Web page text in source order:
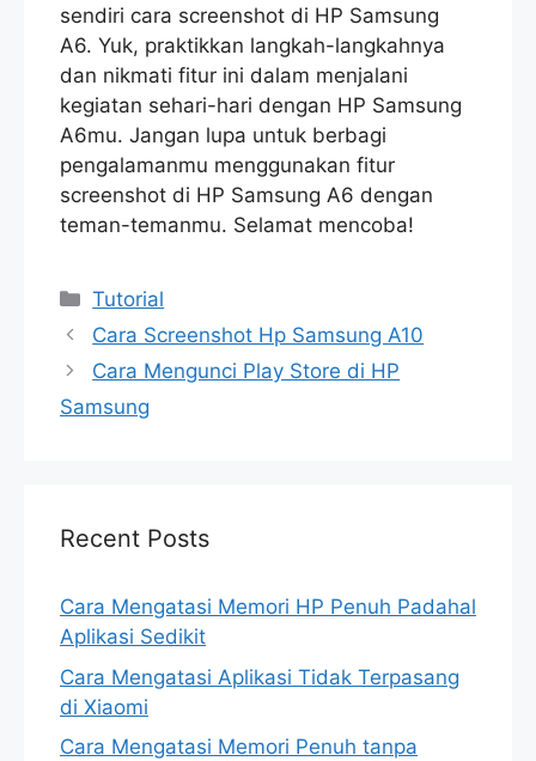
sendiri cara screenshot di HP Samsung
A6. Yuk, praktikkan langkah-langkahnya
dan nikmati fitur ini dalam menjalani
kegiatan sehari-hari dengan HP Samsung
A6mu. Jangan lupa untuk berbagi
pengalamanmu menggunakan fitur
screenshot di HP Samsung A6 dengan
teman-temanmu. Selamat mencoba!
Categories
Tutorial
Cara Screenshot Hp Samsung A10
Cara Mengunci Play Store di HP
Samsung
Recent Posts
Cara Mengatasi Memori HP Penuh Padahal
Aplikasi Sedikit
Cara Mengatasi Aplikasi Tidak Terpasang
di Xiaomi
Cara Mengatasi Memori Penuh tanpa